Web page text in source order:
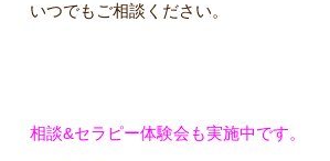
いつでもご相談ください。
相談&セラピー体験会も実施中です。